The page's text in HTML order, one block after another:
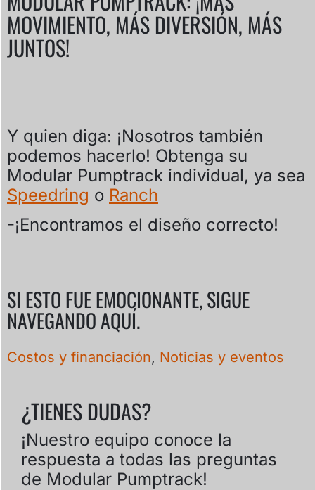
MOVIMIENTO, MÁS DIVERSIÓN, MÁS
JUNTOS!
Y quien diga: ¡Nosotros también
podemos hacerlo! Obtenga su
Modular Pumptrack individual, ya sea
Speedring o Ranch
-¡Encontramos el diseño correcto!
SI ESTO FUE EMOCIONANTE, SIGUE
NAVEGANDO AQUÍ.
Costos y financiación, Noticias y eventos
¿TIENES DUDAS?
¡Nuestro equipo conoce la
respuesta a todas las preguntas
de Modular Pumptrack!